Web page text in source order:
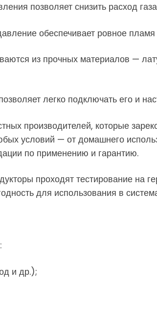
позволяет снизить расход
обеспечивает ровное
из прочных материалов —
легко подключать его и
производителей, которые
условий — от домашнего
по применению и гарантию.
проходят тестирование на
для использования в
и др.);